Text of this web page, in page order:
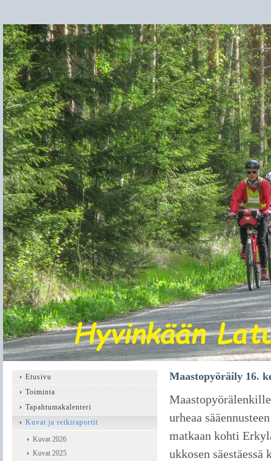
Maastopyöräily 16.
urheaa
matkaan kohti
ukkosen
Etusivu
Toiminta
Tapahtumakalenteri
Kuvat ja retkiraportit
Kuvat 2026
Kuvat 2025